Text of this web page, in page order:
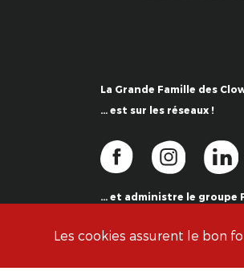
La Grande Famille des
… est sur les réseaux !
… et administre le groupe
Les cookies assurent le bon